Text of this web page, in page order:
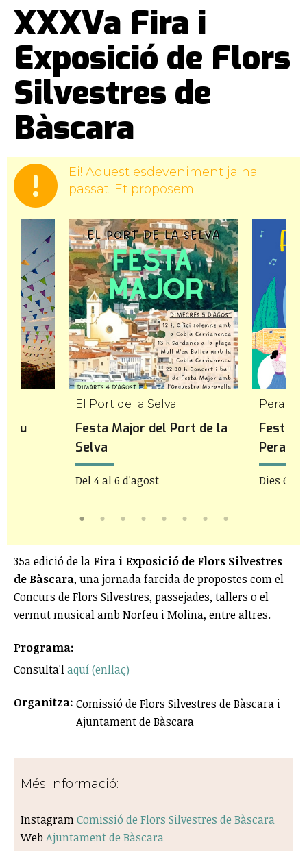
XXXVa Fira i
Exposició de Flors
Silvestres de
Bàscara
Ei! Aquest esdeveniment ja ha
passat. Et proposem:
El Port de la Selva
Festa Major del Port de la
Selva
Del 4 al 6 d'agost
Festa
Dies 6 i
35a edició de la Fira i Exposició de Flors Silvestres
de Bàscara, una jornada farcida de propostes com el
Concurs de Flors Silvestres, passejades, tallers o el
vermut musical amb Norfeu i Molina, entre altres.
Programa:
Consulta'laquí (enllaç)
Organitza: Comissió de Flors Silvestres de Bàscara i
Ajuntament de Bàscara
Més informació:
InstagramComissió de Flors Silvestres de Bàscara
Web Ajuntament de Bàscara